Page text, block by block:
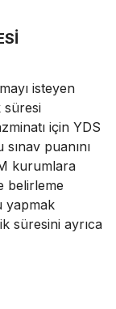
isteyen
süresi
için YDS
puanını
kurumlara
belirleme
yapmak
süresini ayrıca